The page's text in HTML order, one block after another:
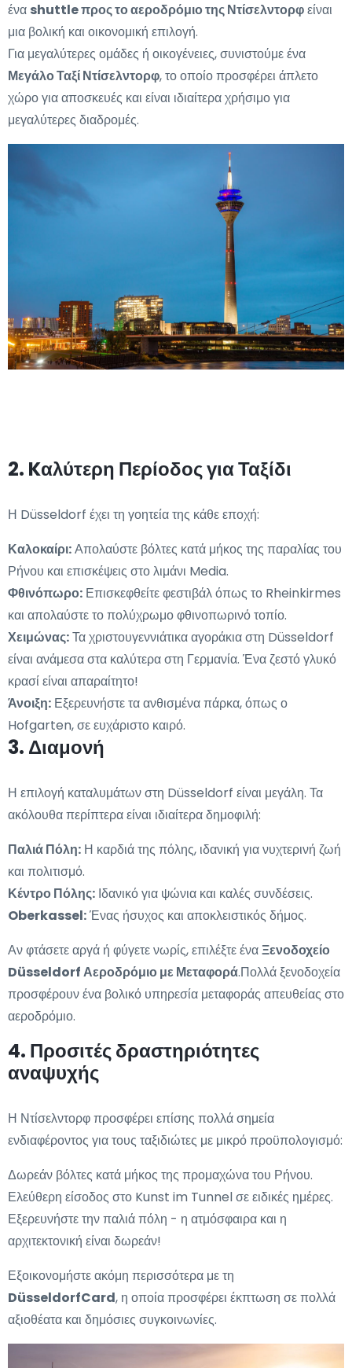
ένα shuttle προς το αεροδρόμιο της Ντίσελντορφείναι
μια βολική και οικονομική επιλογή.
Για μεγαλύτερες ομάδες ή οικογένειες, συνιστούμε ένα
Μεγάλο Ταξί Ντίσελντορφ, το οποίο προσφέρει άπλετο
χώρο για αποσκευές και είναι ιδιαίτερα χρήσιμο για
μεγαλύτερες διαδρομές.
2. Kαλύτερη Περίοδος για Ταξίδι
Η Düsseldorf έχει τη γοητεία της κάθε εποχή:
Καλοκαίρι:Απολαύστε βόλτες κατά μήκος της παραλίας του
Ρήνου και επισκέψεις στο λιμάνι Media.
Φθινόπωρο: Επισκεφθείτε φεστιβάλ όπως το Rheinkirmes
και απολαύστε το πολύχρωμο φθινοπωρινό τοπίο.
Χειμώνας:Τα χριστουγεννιάτικα αγοράκια στη Düsseldorf
είναι ανάμεσα στα καλύτερα στη Γερμανία. Ένα ζεστό γλυκό
κρασί είναι απαραίτητο!
Άνοιξη: Εξερευνήστε τα ανθισμένα πάρκα, όπως ο
Hofgarten, σε ευχάριστο καιρό.
3. Διαμονή
Η επιλογή καταλυμάτων στη Düsseldorf είναι μεγάλη. Τα
ακόλουθα περίπτερα είναι ιδιαίτερα δημοφιλή:
Παλιά Πόλη: Η καρδιά της πόλης, ιδανική για νυχτερινή ζωή
και πολιτισμό.
Κέντρο Πόλης: Ιδανικό για ψώνια και καλές συνδέσεις.
Oberkassel:Ένας ήσυχος και αποκλειστικός δήμος.
Αν φτάσετε αργά ή φύγετε νωρίς, επιλέξτε έναΞενοδοχείο
Düsseldorf Αεροδρόμιο με Μεταφορά.Πολλά ξενοδοχεία
προσφέρουν ένα βολικό υπηρεσία μεταφοράς απευθείας στο
αεροδρόμιο.
4. Προσιτές δραστηριότητες
αναψυχής
Η Ντίσελντορφ προσφέρει επίσης πολλά σημεία
ενδιαφέροντος για τους ταξιδιώτες με μικρό προϋπολογισμό:
Δωρεάν βόλτες κατά μήκος της προμαχώνα του Ρήνου.
Ελεύθερη είσοδος στο Kunst im Tunnel σε ειδικές ημέρες.
Εξερευνήστε την παλιά πόλη - η ατμόσφαιρα και η
αρχιτεκτονική είναι δωρεάν!
Εξοικονομήστε ακόμη περισσότερα με τη
DüsseldorfCard, η οποία προσφέρει έκπτωση σε πολλά
αξιοθέατα και δημόσιες συγκοινωνίες.